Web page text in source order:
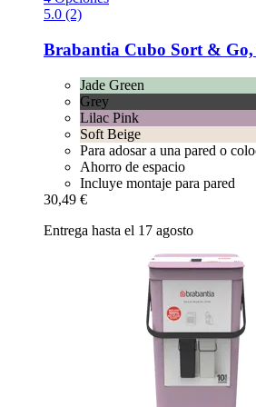
5.0 (2)
Brabantia Cubo Sort &
Jade Green
Grey
Lilac Pink
Soft Beige
Para adosar a una pared o
Ahorro de espacio
Incluye montaje para pared
30,49 €
Entrega hasta el 17 agosto